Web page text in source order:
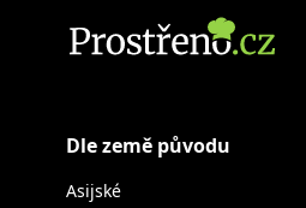
Dle země původu
Asijské